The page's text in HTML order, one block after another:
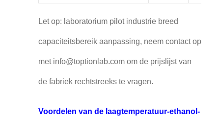
Let op: laboratorium pilot industrie breed
capaciteitsbereik aanpassing, neem contact op
met info@toptionlab.com om de prijslijst van
de fabriek rechtstreeks te vragen.
Voordelen van de laagtemperatuur-ethanol-